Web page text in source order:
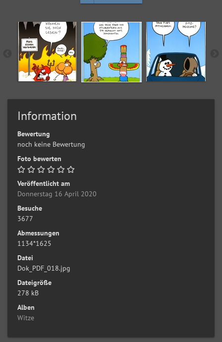
Information
Bewertung
noch keine Bewertung
Foto bewerten
Veröffentlicht am
Donnerstag 16 April 2020
Besuche
3677
Abmessungen
1134*1625
Datei
Dok_PDF_018.jpg
Dateigröße
278 kB
Alben
Witze